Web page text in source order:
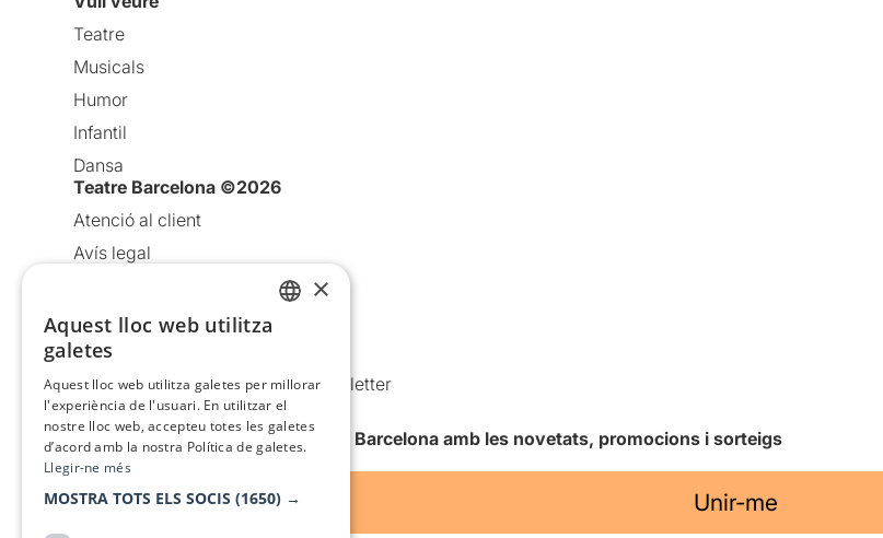
Teatre
Musicals
Humor
Infantil
Dansa
Teatre Barcelona ©2026
Atenció al client
Avís legal
Política de cookies
Condicions d’ús
Comunicacions comercials i Newsletter
Anuncia’t
Vull rebre la newsletter de Teatre Barcelona amb les novetats, promocions i sorteigs
Unir-me
×
Aquest lloc web utilitza
galetes
Aquest lloc web utilitza galetes per millorar
l'experiència de l'usuari. En utilitzar el
nostre lloc web, accepteu totes les galetes
d’acord amb la nostra Política de galetes.
Llegir-ne més
MOSTRA TOTS ELS SOCIS (1650) →